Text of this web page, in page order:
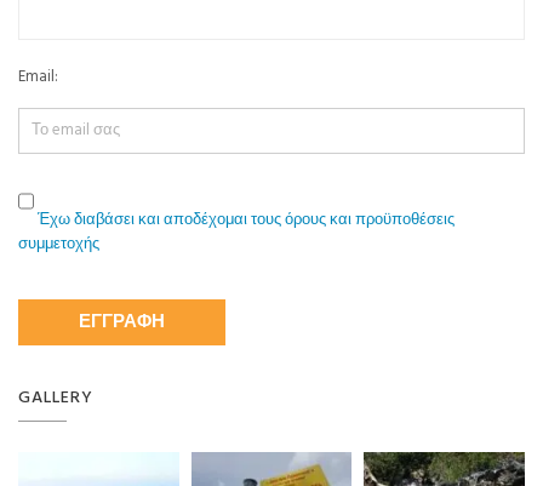
Email:
Έχω διαβάσει και αποδέχομαι τους όρους και προϋποθέσεις
συμμετοχής
GALLERY